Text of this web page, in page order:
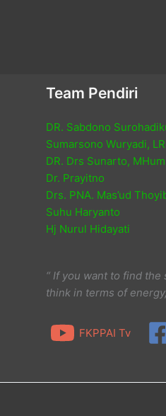
Team Pendiri
DR. Sabdono
Sumarsono Wuryadi,
DR. Drs Sunarto, MHum
Dr. Prayitno
Drs. PNA. Mas’ud
Suhu Haryanto
Hj Nurul Hidayati
“ If you want to find
think in terms of
FKPPAI Tv